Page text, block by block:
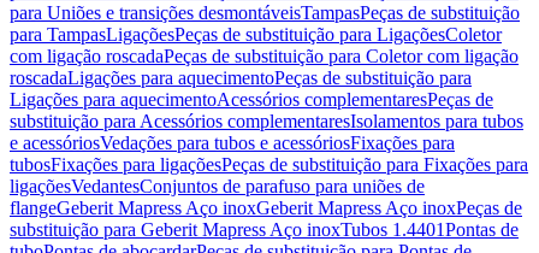
para Uniões e transições desmontáveisTampasPeças de substituição
para TampasLigaçõesPeças de substituição para LigaçõesColetor
com ligação roscadaPeças de substituição para Coletor com ligação
roscadaLigações para aquecimentoPeças de substituição para
Ligações para aquecimentoAcessórios complementaresPeças de
substituição para Acessórios complementaresIsolamentos para tubos
e acessóriosVedações para tubos e acessóriosFixações para
tubosFixações para ligaçõesPeças de substituição para Fixações para
ligaçõesVedantesConjuntos de parafuso para uniões de
flangeGeberit Mapress Aço inoxGeberit Mapress Aço inoxPeças de
substituição para Geberit Mapress Aço inoxTubos 1.4401Pontas de